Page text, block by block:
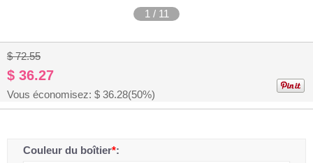
1 / 11
$ 72.55
$ 36.27
Vous économisez: $ 36.28(50%)
Couleur du boîtier*: